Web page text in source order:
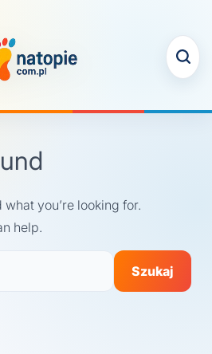
what you’re looking for.
help.